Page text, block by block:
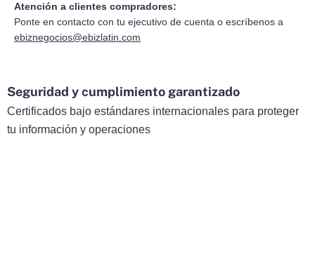
Atención a clientes compradores:
Ponte en contacto con tu ejecutivo de cuenta o escríbenos a
ebiznegocios@ebizlatin.com
Seguridad y cumplimiento garantizado
Certificados bajo estándares internacionales para proteger
tu información y operaciones